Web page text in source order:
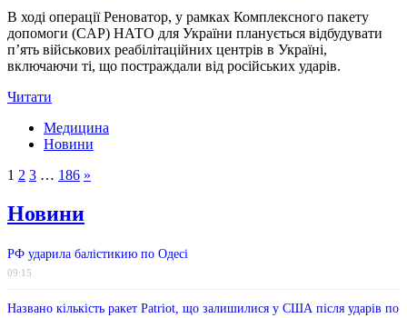
В ході операції Реноватор, у рамках Комплексного пакету
допомоги (CAP) НАТО для України планується відбудувати
п’ять військових реабілітаційних центрів в Україні,
включаючи ті, що постраждали від російських ударів.
Читати
Медицина
Новини
1 2 3 … 186 »
Новини
РФ ударила балістикию по Одесі
09:15
Названо кількість ракет Patriot, що залишилися у США після ударів по